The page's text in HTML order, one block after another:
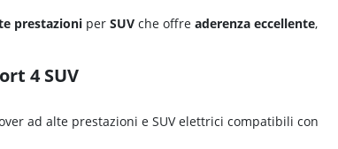
prestazioni per SUV che offre aderenza eccellente,
4 SUV
ad alte prestazioni e SUV elettrici compatibili con